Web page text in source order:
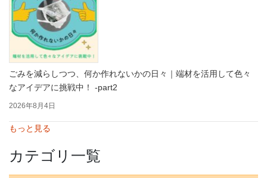
ごみを減らしつつ、何か作れないかの日々｜端材を活用して色々
なアイデアに挑戦中！ -part2
2026年8月4日
もっと見る
カテゴリ一覧